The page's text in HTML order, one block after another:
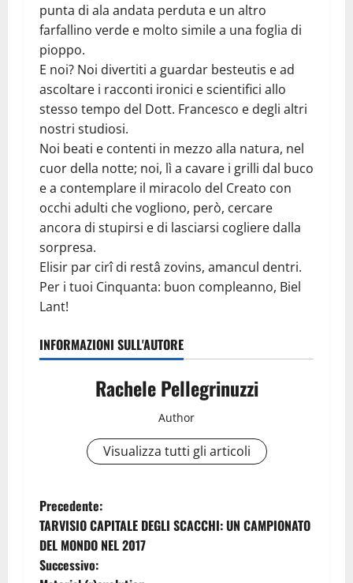
punta di ala andata perduta e un altro
farfallino verde e molto simile a una foglia di
pioppo.
E noi? Noi divertiti a guardar besteutis e ad
ascoltare i racconti ironici e scientifici allo
stesso tempo del Dott. Francesco e degli altri
nostri studiosi.
Noi beati e contenti in mezzo alla natura, nel
cuor della notte; noi, lì a cavare i grilli dal buco
e a contemplare il miracolo del Creato con
occhi adulti che vogliono, però, cercare
ancora di stupirsi e di lasciarsi cogliere dalla
sorpresa.
Elisir par cirî di restâ zovins, amancul dentri.
Per i tuoi Cinquanta: buon compleanno, Biel
Lant!
INFORMAZIONI SULL'AUTORE
Rachele Pellegrinuzzi
Author
Visualizza tutti gli articoli
N
a
Precedente:
TARVISIO CAPITALE DEGLI SCACCHI: UN CAMPIONATO
DEL MONDO NEL 2017
Successivo: